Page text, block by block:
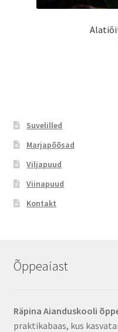
Suvelilled
Marjapõõsad
Viljapuud
Viinapuud
Kontakt
Õppeaiast
Räpina Aianduskooli
praktikabaas, kus